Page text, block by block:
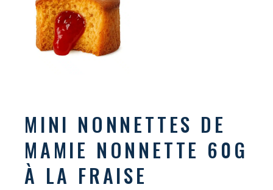
MINI NONNETTES DE
MAMIE NONNETTE 60G
À LA FRAISE